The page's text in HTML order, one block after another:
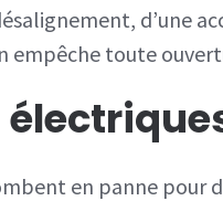
d’une
empêche toute
en panne pour